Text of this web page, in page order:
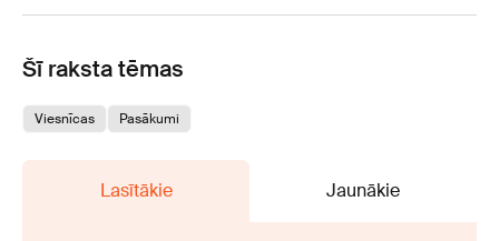
Šī raksta tēmas
Viesnīcas Pasākumi
Lasītākie Jaunākie